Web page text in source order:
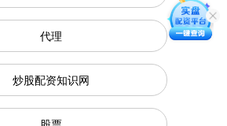
代理
炒股配资知识网